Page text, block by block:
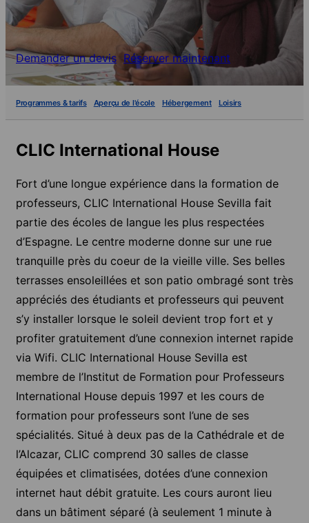
Demander un devis Réserver maintenant
Programmes & tarifs Aperçu de l'école Hébergement Loisirs
CLIC International House
Fort d’une longue expérience dans la formation de
professeurs, CLIC International House Sevilla fait
partie des écoles de langue les plus respectées
d’Espagne. Le centre moderne donne sur une rue
tranquille près du coeur de la vieille ville. Ses belles
terrasses ensoleillées et son patio ombragé sont très
appréciés des étudiants et professeurs qui peuvent
s’y installer lorsque le soleil devient trop fort et y
profiter gratuitement d’une connexion internet rapide
via Wifi. CLIC International House Sevilla est
membre de l’Institut de Formation pour Professeurs
International House depuis 1997 et les cours de
formation pour professeurs sont l’une de ses
spécialités. Situé à deux pas de la Cathédrale et de
l’Alcazar, CLIC comprend 30 salles de classe
équipées et climatisées, dotées d’une connexion
internet haut débit gratuite. Les cours auront lieu
dans un bâtiment séparé (à seulement 1 minute à